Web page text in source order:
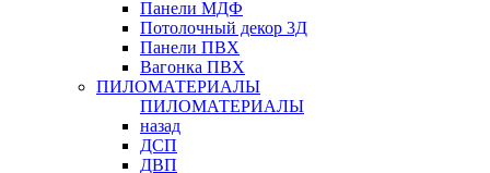
Панели МДФ
Потолочный декор 3Д
Панели ПВХ
Вагонка ПВХ
ПИЛОМАТЕРИАЛЫ
ПИЛОМАТЕРИАЛЫ
назад
ДСП
ДВП